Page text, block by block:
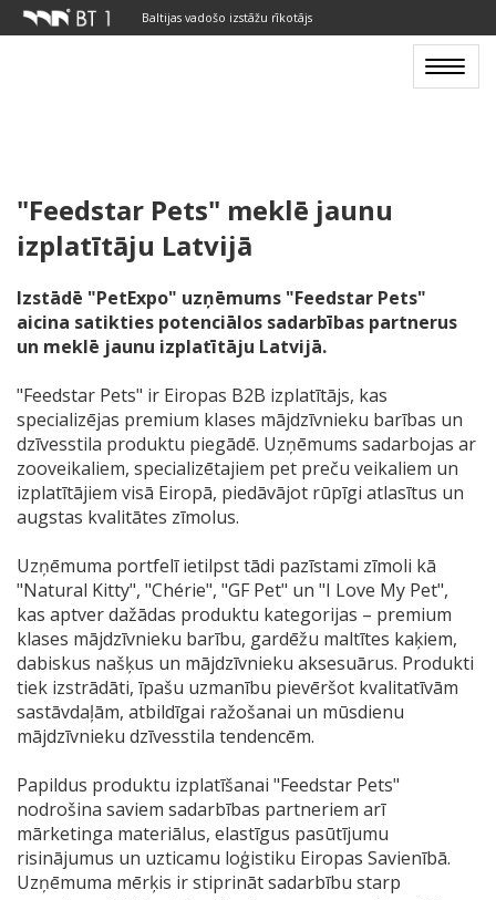
Baltijas vadošo izstāžu rīkotājs
Toggle
"Feedstar Pets" meklē jaunu
izplatītāju Latvijā
Izstādē "PetExpo" uzņēmums "Feedstar Pets"
aicina satikties potenciālos sadarbības partnerus
un meklē jaunu izplatītāju Latvijā.
"Feedstar Pets" ir Eiropas B2B izplatītājs, kas
specializējas premium klases mājdzīvnieku barības un
dzīvesstila produktu piegādē. Uzņēmums sadarbojas ar
zooveikaliem, specializētajiem pet preču veikaliem un
izplatītājiem visā Eiropā, piedāvājot rūpīgi atlasītus un
augstas kvalitātes zīmolus.
Uzņēmuma portfelī ietilpst tādi pazīstami zīmoli kā
"Natural Kitty", "Chérie", "GF Pet" un "I Love My Pet",
kas aptver dažādas produktu kategorijas – premium
klases mājdzīvnieku barību, gardēžu maltītes kaķiem,
dabiskus našķus un mājdzīvnieku aksesuārus. Produkti
tiek izstrādāti, īpašu uzmanību pievēršot kvalitatīvām
sastāvdaļām, atbildīgai ražošanai un mūsdienu
mājdzīvnieku dzīvesstila tendencēm.
Papildus produktu izplatīšanai "Feedstar Pets"
nodrošina saviem sadarbības partneriem arī
mārketinga materiālus, elastīgus pasūtījumu
risinājumus un uzticamu loģistiku Eiropas Savienībā.
Uzņēmuma mērķis ir stiprināt sadarbību starp